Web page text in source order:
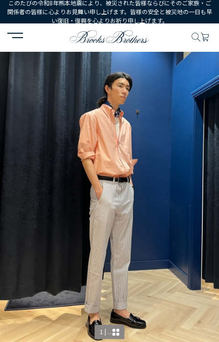
このたびの令和8年熊本地震により、被災された皆様ならびにそのご家族・ご
関係者の皆様に心よりお見舞い申し上げます。皆様の安全と被災地の一日も早
い復旧・復興を心よりお祈り申し上げます。
HOME コーディネート コーディネート詳細
1 | ...